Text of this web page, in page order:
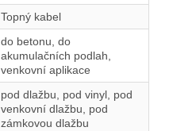
Topný kabel
do betonu, do
akumulačních podlah,
venkovní aplikace
pod dlažbu, pod vinyl, pod
venkovní dlažbu, pod
zámkovou dlažbu